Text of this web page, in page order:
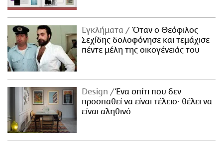
Εγκλήματα
Όταν ο Θεόφιλος
Σεχίδης δολοφόνησε και τεμάχισε
πέντε μέλη της οικογένειάς του
Design
Ένα σπίτι που δεν
προσπαθεί να είναι τέλειο· θέλει να
είναι αληθινό